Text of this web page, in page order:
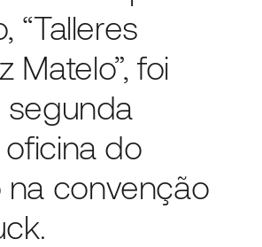
“Talleres
Matelo”, foi
segunda
do
convenção